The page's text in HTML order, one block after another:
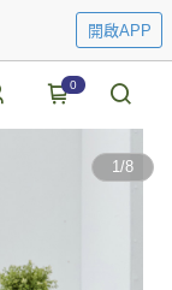
開啟APP
0
1/8